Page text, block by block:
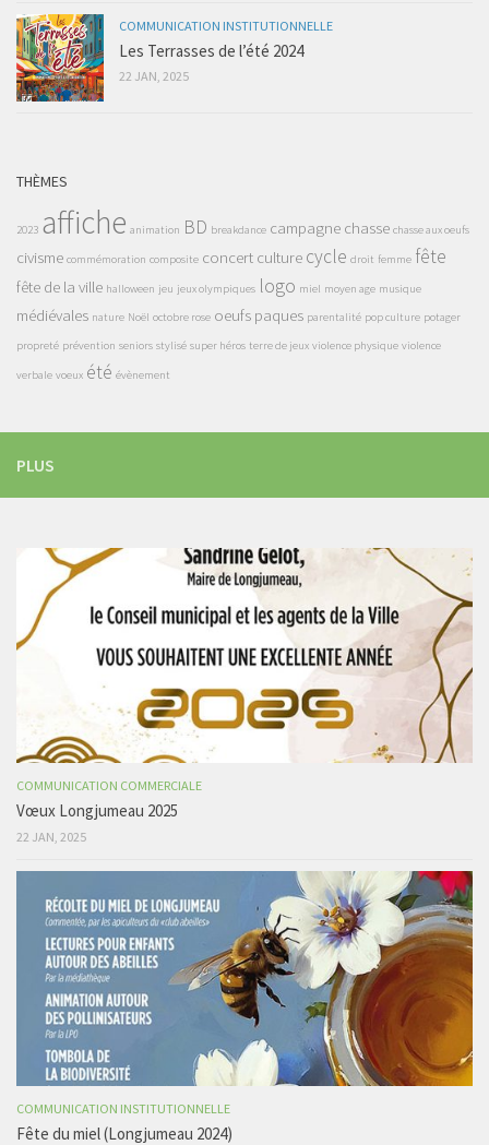
COMMUNICATION INSTITUTIONNELLE
Les Terrasses de l’été 2024
22 JAN, 2025
THÈMES
2023 affiche animation BD breakdance campagne chasse chasse aux oeufs
civisme commémoration composite concert culture cycle droit femme fête
fête de la ville halloween jeu jeux olympiques logo miel moyen age musique
médiévales nature Noël octobre rose oeufs paques parentalité pop culture potager
propreté prévention seniors stylisé super héros terre de jeux violence physique violence
verbale voeux été évènement
PLUS
COMMUNICATION COMMERCIALE
Vœux Longjumeau 2025
22 JAN, 2025
COMMUNICATION INSTITUTIONNELLE
Fête du miel (Longjumeau 2024)